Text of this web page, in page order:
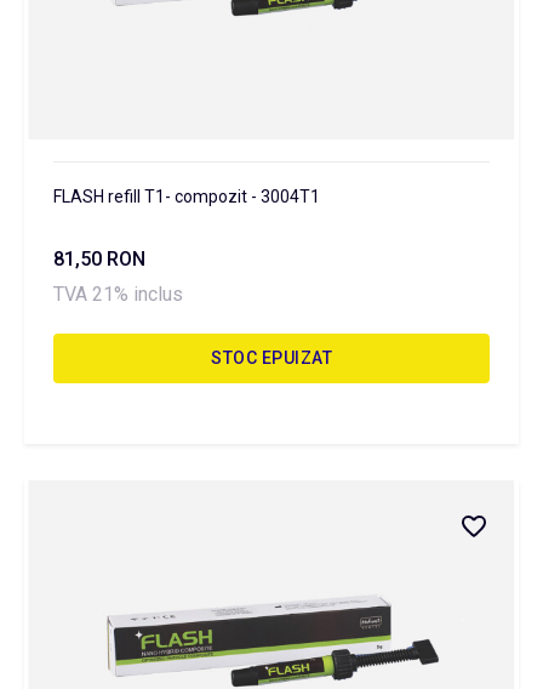
FLASH refill T1- compozit - 3004T1
81,50 RON
TVA 21% inclus
STOC EPUIZAT